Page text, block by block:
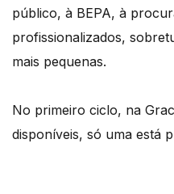
público, à BEPA, à
profissionalizados,
mais pequenas.
No primeiro ciclo, na
disponíveis, só uma está